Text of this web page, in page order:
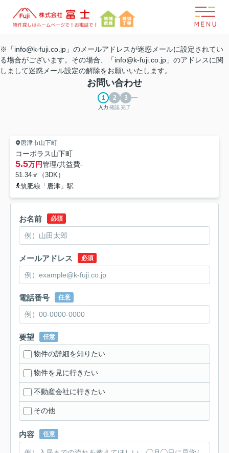
※「info@k-fuji.co.jp」のメールアドレスが迷惑メールに設定されてい
る場合がございます。その場合、「info@k-fuji.co.jp」のアドレスに関
しまして迷惑メール設定の解除をお願いいたします。
お問い合わせ
入力 確認完了
唐津市山下町
コーポラス山下町
5.5万円管理/共益費-
51.34㎡（3DK）
筑肥線「唐津」駅
お名前 必須
メールアドレス 必須
電話番号 任意
要望 任意
物件の詳細を知りたい
物件を見に行きたい
不動産会社に行きたい
その他
内容 任意